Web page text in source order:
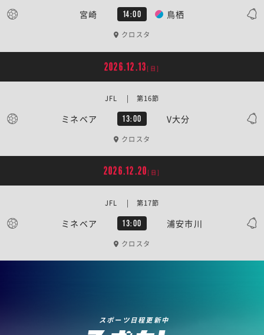
宮崎 14:00 鳥栖
クロスタ
2026.12.13 [日]
ミネベア 13:00 V大分
JFL | 第16節
クロスタ
2026.12.20 [日]
ミネベア 13:00 浦安市川
JFL | 第17節
クロスタ
スポーツ日程更新中